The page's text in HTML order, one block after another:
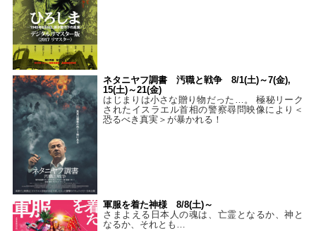
ネタニヤフ調書 汚職と戦争 8/1(土)～7(金),
15(土)～21(金)
はじまりは小さな贈り物だった…。 極秘リーク
されたイスラエル首相の警察尋問映像により＜
恐るべき真実＞が暴かれる！
軍服を着た神様 8/8(土)～
さまよえる日本人の魂は、亡霊となるか、神と
なるか、それとも…